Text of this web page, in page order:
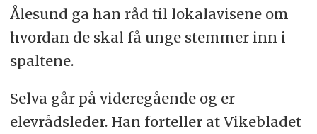
Ålesund ga han råd til lokalavisene om
hvordan de skal få unge stemmer inn i
spaltene.
Selva går på videregående og er
elevrådsleder. Han forteller at Vikebladet